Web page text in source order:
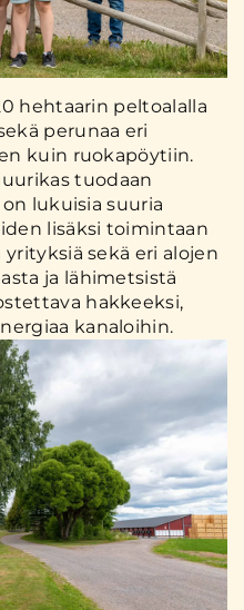
hehtaarin peltoalalla
perunaa eri
kuin ruokapöytiin.
tuodaan
lukuisia suuria
lisäksi toimintaan
sekä eri alojen
ja lähimetsistä
hakkeeksi,
kanaloihin.